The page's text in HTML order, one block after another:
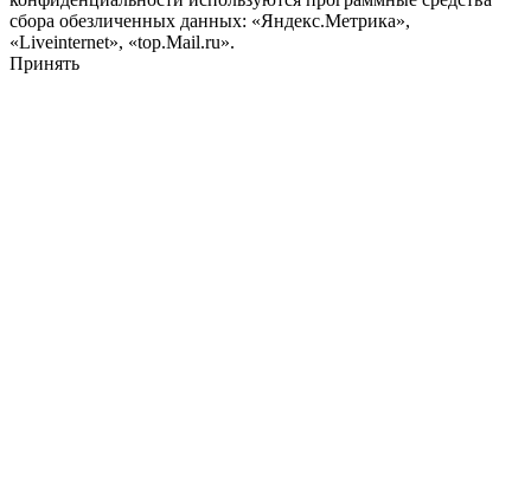
сбора обезличенных данных: «Яндекс.Метрика»,
«Liveinternet», «top.Mail.ru».
Принять